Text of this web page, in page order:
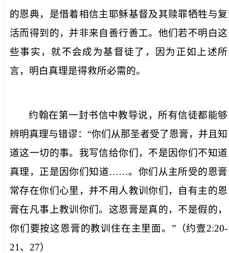
的恩典，是借着相信主耶稣基督及其赎罪牺牲与复
活而得到的，并非来自善行善工。他们若不明白这
些事实，就不会成为基督徒了，因为正如上述所
言，明白真理是得救所必需的。
约翰在第一封书信中教导说，所有信徒都能够
辨明真理与错谬：“你们从那圣者受了恩膏，并且知
道这一切的事。我写信给你们，不是因你们不知道
真理，正是因你们知道……。你们从主所受的恩膏
常存在你们心里，并不用人教训你们，自有主的恩
膏在凡事上教训你们。这恩膏是真的，不是假的，
你们要按这恩膏的教训住在主里面。 ”（约壹2:20-
21 、 27）